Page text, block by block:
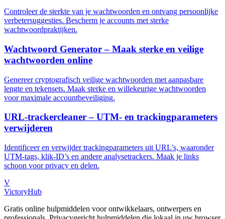
Controleer de sterkte van je wachtwoorden en ontvang persoonlijke
verbetersuggesties. Bescherm je accounts met sterke
wachtwoordpraktijken.
Wachtwoord Generator – Maak sterke en veilige
wachtwoorden online
Genereer cryptografisch veilige wachtwoorden met aanpasbare
lengte en tekensets. Maak sterke en willekeurige wachtwoorden
voor maximale accountbeveiliging.
URL-trackercleaner – UTM- en trackingparameters
verwijderen
Identificeer en verwijder trackingparameters uit URL’s, waaronder
UTM-tags, klik-ID’s en andere analysetrackers. Maak je links
schoon voor privacy en delen.
V
VictoryHub
Gratis online hulpmiddelen voor ontwikkelaars, ontwerpers en